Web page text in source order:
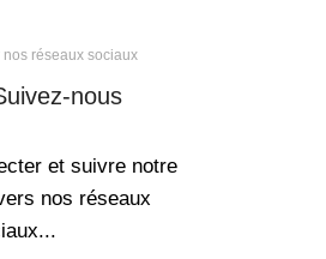
nos réseaux sociaux
nous
et suivre notre
nos réseaux